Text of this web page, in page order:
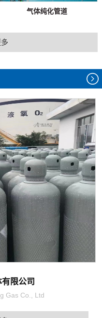
气体纯化管道
限公司
Gas Co., Ltd